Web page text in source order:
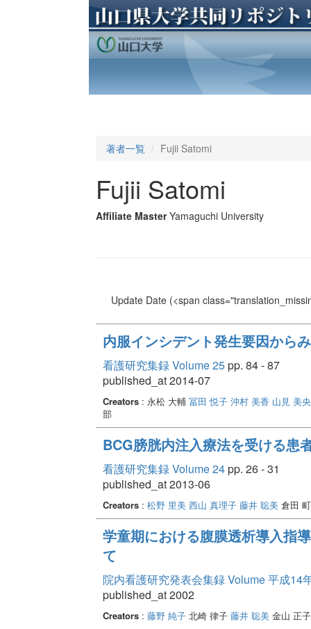
著者一覧 Fujii Satomi
Fujii Satomi
Affiliate Master Yamaguchi University
Update Date(<span
内服インシデント発生要因から
看護研究集録 Volume 25pp. 84 - 87
published_at 2014-07
Creators: 永松 大輔 冨田 悦子 沖村 美香 山見 美央
部
BCG膀胱内注入療法を受ける患
看護研究集録 Volume 24pp. 26 - 31
published_at 2013-06
Creators: 松野 里美 西山 真理子 藤井 聡美倉田
学童期における腹膜透析導入指
て
院内看護研究発表会集録 Volume 平成14
published_at 2002
Creators: 藤野 純子北崎 律子 藤井 聡美金山 正